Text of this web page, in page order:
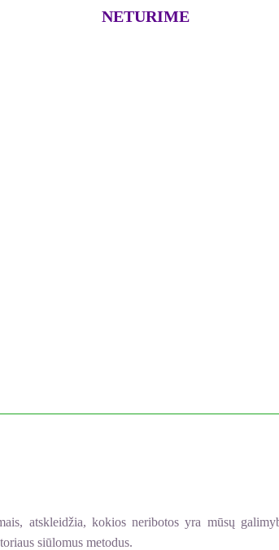
NETURIME
atskleidžia, kokios neribotos yra mūsų
siūlomus metodus.